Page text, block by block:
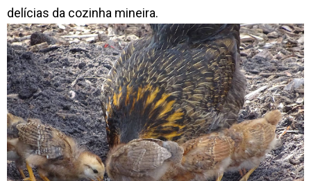
delícias da cozinha mineira.